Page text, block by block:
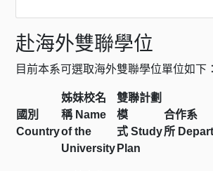
赴海外雙聯學位
目前本系可選取海外雙聯學位單位如下：
國別
Country
姊妹校名
稱 Name
of the
University
雙聯計劃
模
式 Study
Plan
合作系
所